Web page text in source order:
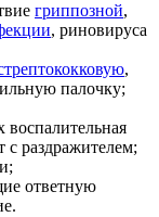
гриппозной,
, риновируса
,
палочку;
воспалительная
с раздражителем;
ответную